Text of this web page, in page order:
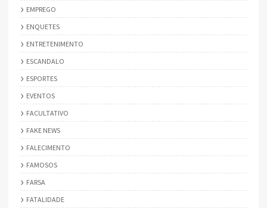
EMPREGO
ENQUETES
ENTRETENIMENTO
ESCANDALO
ESPORTES
EVENTOS
FACULTATIVO
FAKE NEWS
FALECIMENTO
FAMOSOS
FARSA
FATALIDADE